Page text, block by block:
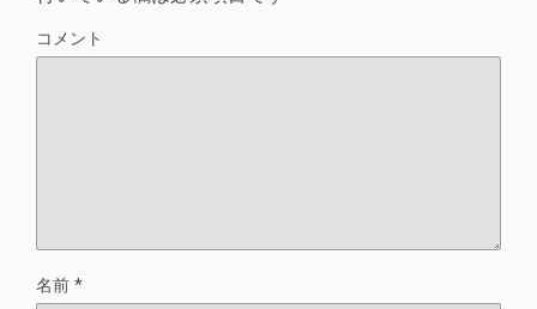
コメント
名前 *